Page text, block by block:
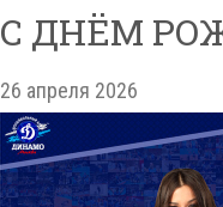
С ДНЁМ
26 апреля 2026